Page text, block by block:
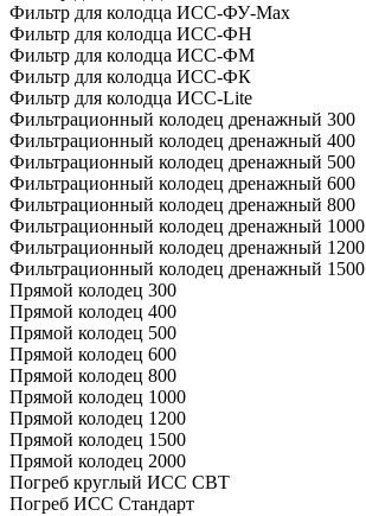
Фильтр для колодца ИСС-ФУ-Мах
Фильтр для колодца ИСС-ФН
Фильтр для колодца ИСС-ФМ
Фильтр для колодца ИСС-ФК
Фильтр для колодца ИСС-Lite
Фильтрационный колодец дренажный 300
Фильтрационный колодец дренажный 400
Фильтрационный колодец дренажный 500
Фильтрационный колодец дренажный 600
Фильтрационный колодец дренажный 800
Фильтрационный колодец дренажный 1000
Фильтрационный колодец дренажный 1200
Фильтрационный колодец дренажный 1500
Прямой колодец 300
Прямой колодец 400
Прямой колодец 500
Прямой колодец 600
Прямой колодец 800
Прямой колодец 1000
Прямой колодец 1200
Прямой колодец 1500
Прямой колодец 2000
Погреб круглый ИСС СВТ
Погреб ИСС Стандарт